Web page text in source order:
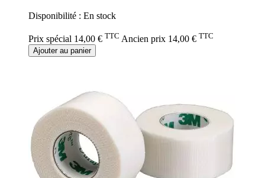
Disponibilité : En stock
Prix spécial 14,00 € TTC Ancien prix 14,00 € TTC
Ajouter au panier